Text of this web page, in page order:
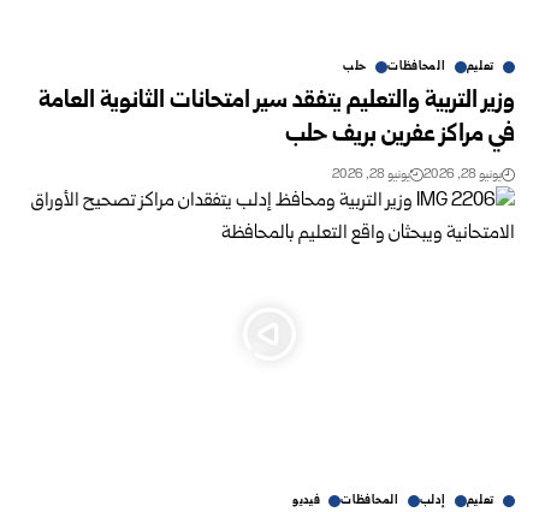
تعليم المحافظات حلب
وزير التربية والتعليم يتفقد سير امتحانات الثانوية العامة
في مراكز ‏عفرين بريف حلب
يونيو 28, 2026 يونيو 28, 2026
تعليم إدلب المحافظات فيديو